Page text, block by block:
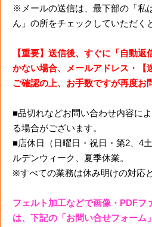
※メールの送信は、最下部の「私
ん」の所をチェックしていただく
【重要】送信後、すぐに「自動
かない場合、メールアドレス・【
ご確認の上、お手数ですが再度お
■品切れなどお問い合わせ内容に
る場合がございます。
■店休日（日曜日・祝日・第2、4
ルデンウィーク、夏季休業。
※すべての業務は休み明けの対応
フェルト加工などで画像・PDFフ
は、下記の「お問い合せフォーム